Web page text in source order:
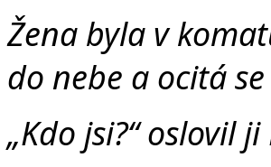
Žena byla v
do nebe a ocitá
„Kdo jsi?“ oslovil ji